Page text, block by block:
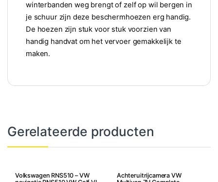
winterbanden weg brengt of zelf op wil bergen in
je schuur zijn deze beschermhoezen erg handig.
De hoezen zijn stuk voor stuk voorzien van
handig handvat om het vervoer gemakkelijk te
maken.
Gerelateerde producten
Volkswagen RNS510 – VW
Achteruitrijcamera VW